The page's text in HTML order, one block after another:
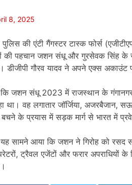
8, 2025
की एंटी गैंगस्टर टास्क फोर्स
की पहचान जशन संधू और गुरसेवक सिंह
डीजीपी गौरव यादव ने अपने एक्स अकाउंट
कि जशन संधू 2023 में राजस्थान के
था। वह लगातार जॉर्जिया, अजरबैजान,
के प्रयास में सड़क मार्ग से भारत में
सामने आया कि जशन ने गिरोह को रसद
ट्रैवल एजेंटों और फरार अपराधियों